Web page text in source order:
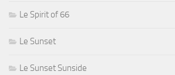
Le Spirit of 66
Le Sunset
Le Sunset Sunside